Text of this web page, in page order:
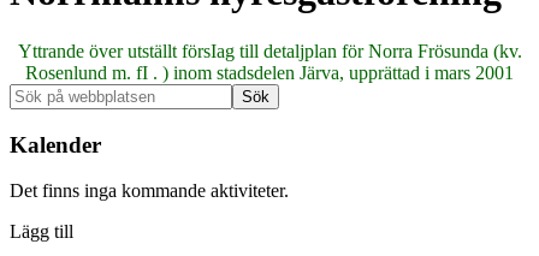
Yttrande över utställt försIag till detaljplan för Norra Frösunda (kv.
Rosenlund m. fI . ) inom stadsdelen Järva, upprättad i mars 2001
Primärt
sidofält
Sök
på
webbplatsen
Kalender
Det finns inga kommande aktiviteter.
Lägg till